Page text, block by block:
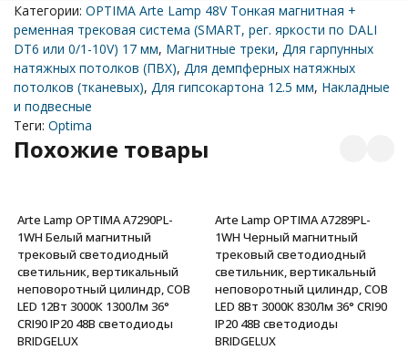
Категории: OPTIMA Arte Lamp 48V Тонкая магнитная +
ременная трековая система (SMART, рег. яркости по DALI
DT6 или 0/1-10V) 17 мм, Магнитные треки, Для гарпунных
натяжных потолков (ПВХ), Для демпферных натяжных
потолков (тканевых), Для гипсокартона 12.5 мм, Накладные
и подвесные
Теги: Optima
Похожие товары
Arte Lamp OPTIMA A7290PL-
1WH Белый магнитный
трековый светодиодный
светильник, вертикальный
неповоротный цилиндр, COB
LED 12Вт 3000К 1300Лм 36°
CRI90 IP20 48В светодиоды
BRIDGELUX
Arte Lamp OPTIMA A7289PL-
1WH Черный магнитный
трековый светодиодный
светильник, вертикальный
неповоротный цилиндр, COB
LED 8Вт 3000К 830Лм 36° CRI90
IP20 48В светодиоды
BRIDGELUX